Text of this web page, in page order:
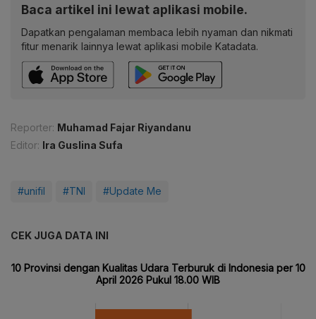
Baca artikel ini lewat aplikasi mobile.
Dapatkan pengalaman membaca lebih nyaman dan nikmati
fitur menarik lainnya lewat aplikasi mobile Katadata.
Reporter: Muhamad Fajar Riyandanu
Editor: Ira Guslina Sufa
#unifil #TNI #Update Me
CEK JUGA DATA INI